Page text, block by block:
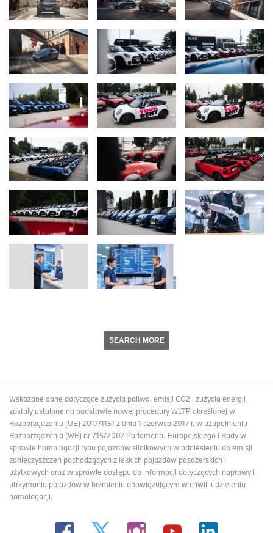
SEARCH MORE
Wskazane dane dotyczące zużycia paliwa, emisji CO2 i zużycia energii
zostały ustalone na podstawie nowej procedury WLTP określonej w
Rozporządzeniu (UE) 2017/1151 z dnia 1 czerwca 2017 r. w uzupełnieniu
Rozporządzenia (WE) nr 715/2007 Parlamentu Europejskiego i Rady w
sprawie homologacji typu pojazdów silnikowych w odniesieniu do emisji
zanieczyszczeń pochodzących z lekkich pojazdów pasażerskich i
użytkowych oraz w sprawie dostępu do informacji dotyczących naprawy i
utrzymania pojazdów w brzmieniu obowiązującym w chwili udzielenia
homologacji.